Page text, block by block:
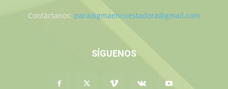
Contáctanos: paradigmaencuestadora@gmail.com
SÍGUENOS